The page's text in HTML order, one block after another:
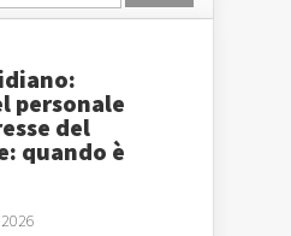
personale
del
quando è